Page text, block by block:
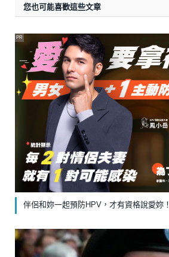
您也可能喜歡這些文章
伴侶和妳一起預防HPV，才有資格說愛妳！
PR